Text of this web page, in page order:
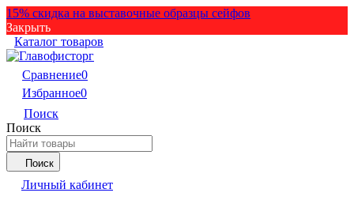
15% скидка на выставочные образцы сейфов
Закрыть
Каталог товаров
Сравнение0
Избранное0
Поиск
Поиск
Поиск
Личный кабинет